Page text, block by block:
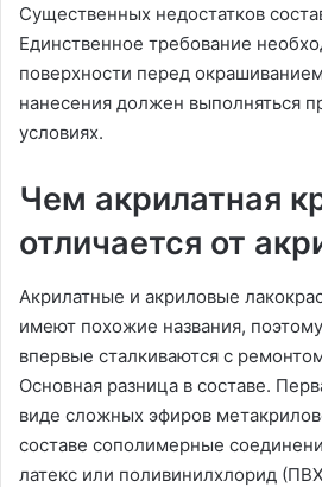
Существенных недостатков
Единственное требование
поверхности перед
нанесения должен выполняться
условиях.
Чем акрилатная
отличается от
Акрилатные и акриловые
имеют похожие названия,
впервые сталкиваются с
Основная разница в составе.
виде сложных эфиров
составе сополимерные
латекс или поливинилхлорид